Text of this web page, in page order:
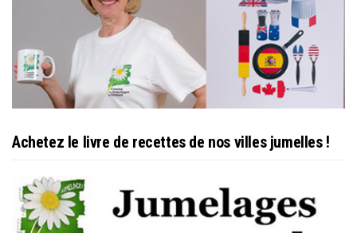
Achetez le livre de recettes de nos villes jumelles !